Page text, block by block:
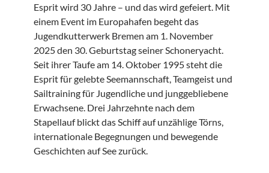
Esprit wird 30 Jahre – und das wird gefeiert. Mit
einem Event im Europahafen begeht das
Jugendkutterwerk Bremen am 1. November
2025 den 30. Geburtstag seiner Schoneryacht.
Seit ihrer Taufe am 14. Oktober 1995 steht die
Esprit für gelebte Seemannschaft, Teamgeist und
Sailtraining für Jugendliche und junggebliebene
Erwachsene. Drei Jahrzehnte nach dem
Stapellauf blickt das Schiff auf unzählige Törns,
internationale Begegnungen und bewegende
Geschichten auf See zurück.